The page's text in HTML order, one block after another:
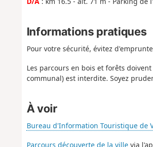
Informations pratiques
Pour votre sécurité, évitez
Les parcours en bois et forêts
communal) est interdite. Soyez
À voir
Bureau d'Information Touristique de
Parcours découverte de la villevia